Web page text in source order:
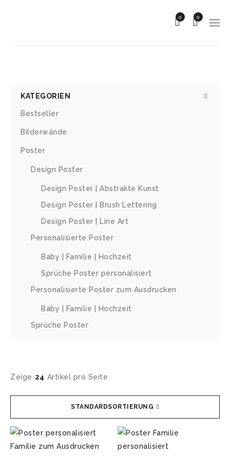
0
0
KATEGORIEN
Bestseller
Bilderwände
Poster
Design Poster
Design Poster | Abstrakte Kunst
Design Poster | Brush Lettering
Design Poster | Line Art
Personalisierte Poster
Baby | Familie | Hochzeit
Sprüche Poster personalisiert
Personalisierte Poster zum Ausdrucken
Baby | Familie | Hochzeit
Sprüche Poster
STANDARDSORTIERUNG
Zeige 24 Artikel pro Seite